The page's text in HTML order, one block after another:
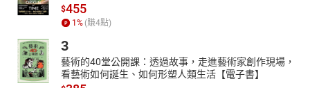
作者簡介
1999~2006年在日本求學、生活。畢業於日本京都府立大學。
欣賞日本人的團隊文化與教育方式，從事日語教學工作，致力於日
本文化與生活日語教學的結合。喜愛日本料理。
$455
1 % (賺4點)
3
藝術的40堂公開課：透過故事，走進藝術家創作現場，
看藝術如何誕生、如何形塑人類生活【電子書】